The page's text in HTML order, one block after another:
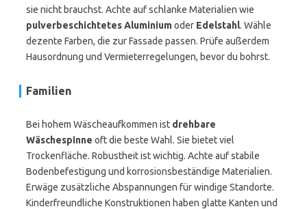
sie nicht brauchst. Achte auf schlanke Materialien wie
pulverbeschichtetes Aluminiumoder Edelstahl. Wähle
dezente Farben, die zur Fassade passen. Prüfe außerdem
Hausordnung und Vermieterregelungen, bevor du bohrst.
Familien
Bei hohem Wäscheaufkommen ist drehbare
Wäschespinne oft die beste Wahl. Sie bietet viel
Trockenfläche. Robustheit ist wichtig. Achte auf stabile
Bodenbefestigung und korrosionsbeständige Materialien.
Erwäge zusätzliche Abspannungen für windige Standorte.
Kinderfreundliche Konstruktionen haben glatte Kanten und